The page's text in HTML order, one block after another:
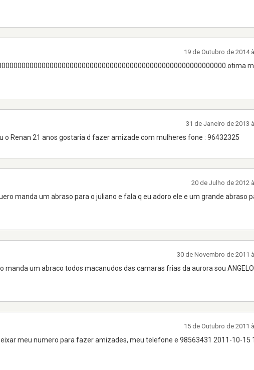
19 de Outubro de 2014
o Renan 21 anos gostaria d fazer amizade com mulheres fone : 96432325
31 de Janeiro de 2013
manda um abraso para o juliano e fala q eu adoro ele e um grande abraso
20 de Julho de 2012
um abraco todos macanudos das camaras frias da aurora sou ANGELO
30 de Novembro de 2011
meu numero para fazer amizades, meu telefone e 98563431 2011-10-15
15 de Outubro de 2011